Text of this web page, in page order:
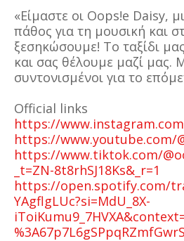
«Είμαστε οι Oops!e Daisy,
πάθος για τη μουσική και
ξεσηκώσουμε! Το ταξίδι
και σας θέλουμε μαζί μας.
συντονισμένοι για το
Official links
https://
https://www.youtube.com/
https://www.tiktok.com/
_t=ZN-8t8rhSJ18Ks&_r=1
https://open.spotify.com/
YAgflgLUc?si=MdU_8X-